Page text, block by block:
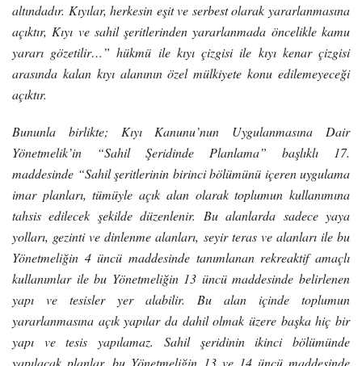
altındadır. Kıyılar, herkesin eşit ve serbest olarak yararlanmasına
açıktır, Kıyı ve sahil şeritlerinden yararlanmada öncelikle kamu
yararı gözetilir…” hükmü ile kıyı çizgisi ile kıyı kenar çizgisi
arasında kalan kıyı alanının özel mülkiyete konu edilemeyeceği
açıktır.
Bununla birlikte; Kıyı Kanunu’nun Uygulanmasına Dair
Yönetmelik’in “Sahil Şeridinde Planlama” başlıklı 17.
maddesinde “Sahil şeritlerinin birinci bölümünü içeren uygulama
imar planları, tümüyle açık alan olarak toplumun kullanımına
tahsis edilecek şekilde düzenlenir. Bu alanlarda sadece yaya
yolları, gezinti ve dinlenme alanları, seyir teras ve alanları ile bu
Yönetmeliğin 4 üncü maddesinde tanımlanan rekreaktif amaçlı
kullanımlar ile bu Yönetmeliğin 13 üncü maddesinde belirlenen
yapı ve tesisler yer alabilir. Bu alan içinde toplumun
yararlanmasına açık yapılar da dahil olmak üzere başka hiç bir
yapı ve tesis yapılamaz. Sahil şeridinin ikinci bölümünde
yapılacak planlar, bu Yönetmeliğin 13 ve 14 üncü maddesinde